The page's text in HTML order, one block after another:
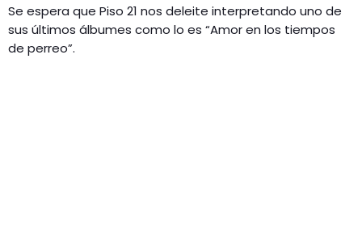
CONTACTO
Se espera que Piso 21 nos deleite interpretando uno de
sus últimos álbumes como lo es “Amor en los tiempos
de perreo”.